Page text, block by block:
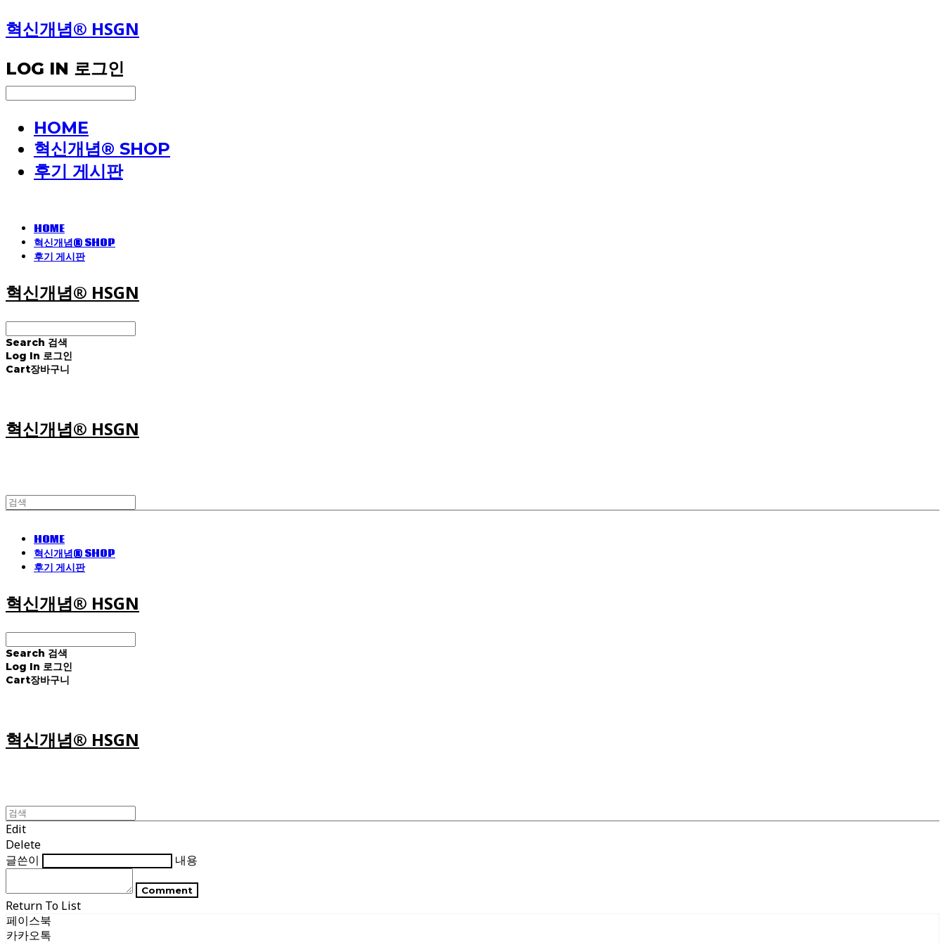
혁신개념® HSGN
LOG IN 로그인
HOME
혁신개념® SHOP
후기 게시판
HOME
혁신개념® SHOP
후기 게시판
혁신개념® HSGN
Search 검색
Log In 로그인
Cart장바구니
혁신개념® HSGN
HOME
혁신개념® SHOP
후기 게시판
혁신개념® HSGN
Search 검색
Log In 로그인
Cart장바구니
혁신개념® HSGN
Edit
Delete
글쓴이
내용
Comment
Return To List
페이스북
카카오톡